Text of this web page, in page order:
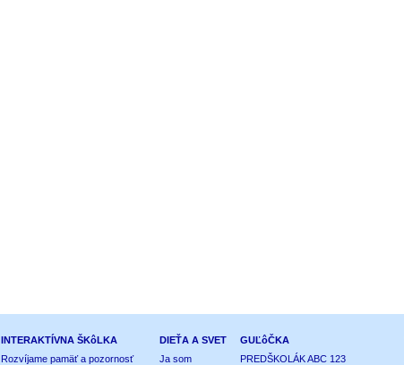
INTERAKTÍVNA ŠKôLKA
Rozvíjame pamäť a pozornosť
DIEŤA A SVET
Ja som
GUĽôČKA
PREDŠKOLÁK ABC 123